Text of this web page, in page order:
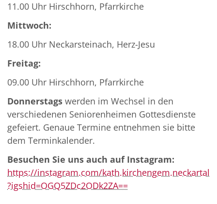
11.00 Uhr Hirschhorn, Pfarrkirche
Mittwoch:
18.00 Uhr Neckarsteinach, Herz-Jesu
Freitag:
09.00 Uhr Hirschhorn, Pfarrkirche
Donnerstags werden im Wechsel in den
verschiedenen Seniorenheimen Gottesdienste
gefeiert. Genaue Termine entnehmen sie bitte
dem Terminkalender.
Besuchen Sie uns auch auf Instagram:
https://instagram.com/kath.kirchengem.neckartal
?igshid=OGQ5ZDc2ODk2ZA==